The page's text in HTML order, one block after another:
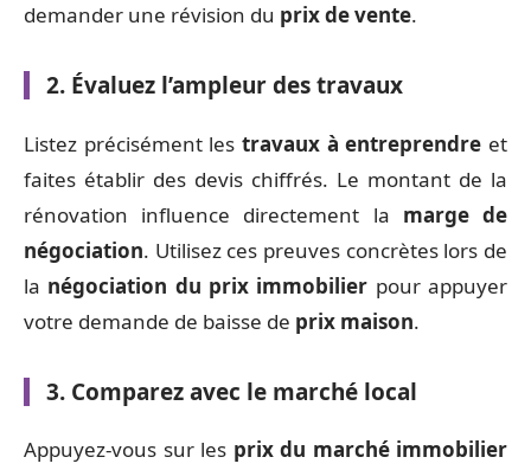
demander une révision du prix de vente.
2. Évaluez l’ampleur des travaux
Listez précisément les travaux à entreprendre et
faites établir des devis chiffrés. Le montant de la
rénovation influence directement la marge de
négociation. Utilisez ces preuves concrètes lors de
la négociation du prix immobilier pour appuyer
votre demande de baisse de prix maison.
3. Comparez avec le marché local
Appuyez-vous sur les prix du marché immobilier